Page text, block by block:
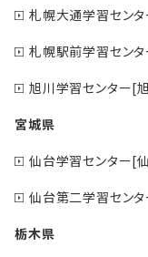
札幌大通学習セン
札幌駅前学習セン
旭川学習センター[
宮城県
仙台学習センター[
仙台第二学習セン
栃木県